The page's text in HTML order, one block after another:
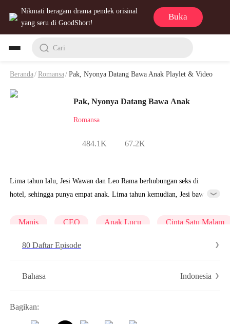
Nikmati beragam drama pendek orisinal
yang seru di GoodShort!
Buka
Cari
Beranda /Romansa /Pak, Nyonya Datang Bawa Anak Playlet & Video
Pak, Nyonya Datang Bawa Anak
Romansa
484.1K 67.2K
Lima tahun lalu, Jesi Wawan dan Leo Rama berhubungan seks di
hotel, sehingga punya empat anak. Lima tahun kemudian, Jesi bawa
keberadaannya karena tanda yang Jesi tinggalkan lima tahun lalu.
Manis CEO Anak Lucu Cinta Satu Malam
80 Daftar Episode
Bahasa Indonesia
Bagikan: